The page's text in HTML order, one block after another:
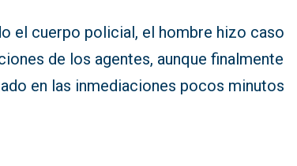
el cuerpo policial, el hombre hizo caso
de los agentes, aunque finalmente
en las inmediaciones pocos minutos